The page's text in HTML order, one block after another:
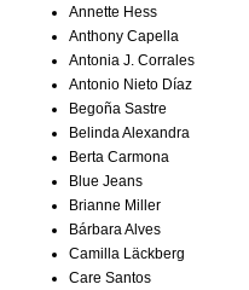
Annette Hess
Anthony Capella
Antonia J. Corrales
Antonio Nieto Díaz
Begoña Sastre
Belinda Alexandra
Berta Carmona
Blue Jeans
Brianne Miller
Bárbara Alves
Camilla Läckberg
Care Santos